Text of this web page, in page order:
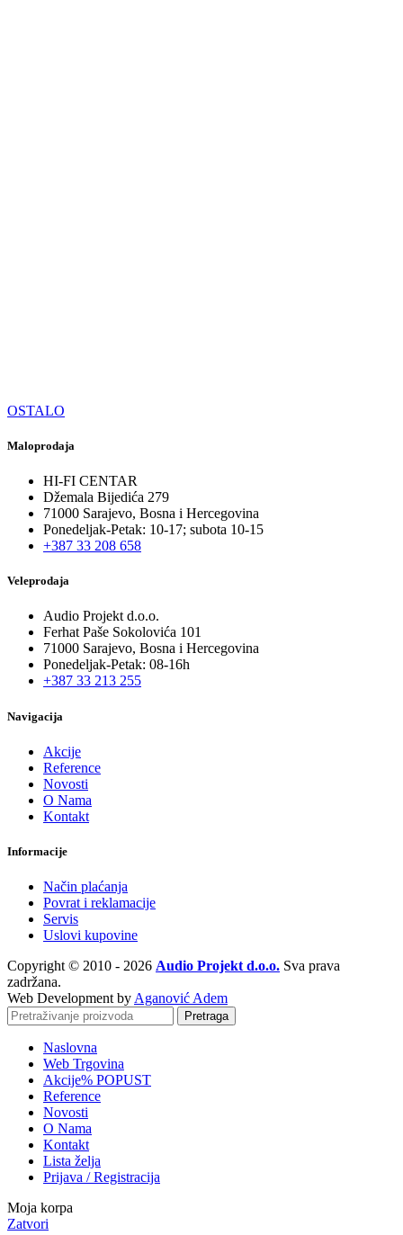
OSTALO
Maloprodaja
HI-FI CENTAR
Džemala Bijedića 279
71000 Sarajevo, Bosna i Hercegovina
Ponedeljak-Petak: 10-17; subota 10-15
+387 33 208 658
Veleprodaja
Audio Projekt d.o.o.
Ferhat Paše Sokolovića 101
71000 Sarajevo, Bosna i Hercegovina
Ponedeljak-Petak: 08-16h
+387 33 213 255
Navigacija
Akcije
Reference
Novosti
O Nama
Kontakt
Informacije
Način plaćanja
Povrat i reklamacije
Servis
Uslovi kupovine
Copyright © 2010 - 2026 Audio Projekt d.o.o. Sva prava
zadržana.
Web Development by Aganović Adem
Pretraga
Naslovna
Web Trgovina
Akcije% POPUST
Reference
Novosti
O Nama
Kontakt
Lista želja
Prijava / Registracija
Moja korpa
Zatvori